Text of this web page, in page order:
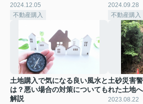
2024.12.05
不動産購入
2024.09.28
不動産購入
土地購入で気になる良い風水と
は？悪い場合の対策についても
解説
土砂災害
れた土地
2023.08.22